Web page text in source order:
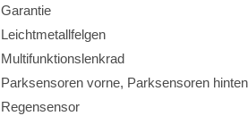
Garantie
Leichtmetallfelgen
Multifunktionslenkrad
Parksensoren vorne, Parksensoren hinten
Regensensor